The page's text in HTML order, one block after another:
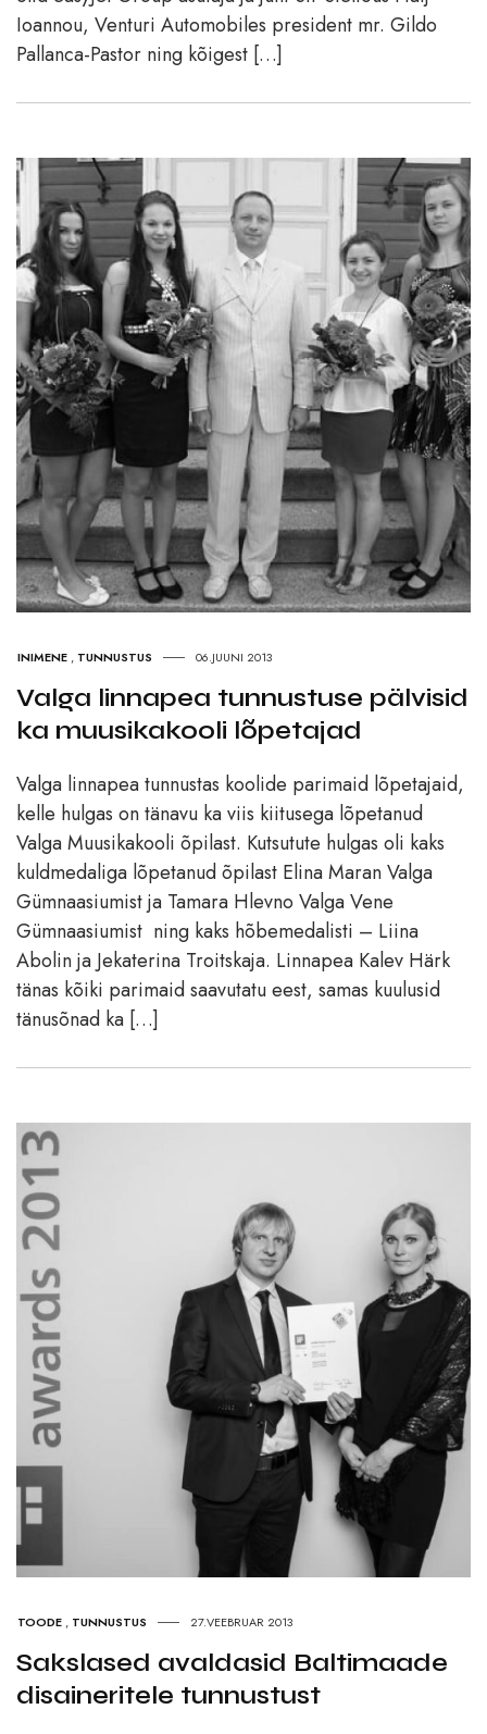
Ioannou, Venturi Automobiles president mr. Gildo
Pallanca-Pastor ning kõigest […]
INIMENE , TUNNUSTUS 06.JUUNI 2013
Valga linnapea tunnustuse pälvisid
ka muusikakooli lõpetajad
Valga linnapea tunnustas koolide parimaid lõpetajaid,
kelle hulgas on tänavu ka viis kiitusega lõpetanud
Valga Muusikakooli õpilast. Kutsutute hulgas oli kaks
kuldmedaliga lõpetanud õpilast Elina Maran Valga
Gümnaasiumist ja Tamara Hlevno Valga Vene
Gümnaasiumist ning kaks hõbemedalisti – Liina
Abolin ja Jekaterina Troitskaja. Linnapea Kalev Härk
tänas kõiki parimaid saavutatu eest, samas kuulusid
tänusõnad ka […]
TOODE , TUNNUSTUS 27.VEEBRUAR 2013
Sakslased avaldasid Baltimaade
disaineritele tunnustust